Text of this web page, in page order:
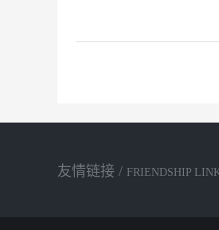
友情链接 / FRIENDSHIP